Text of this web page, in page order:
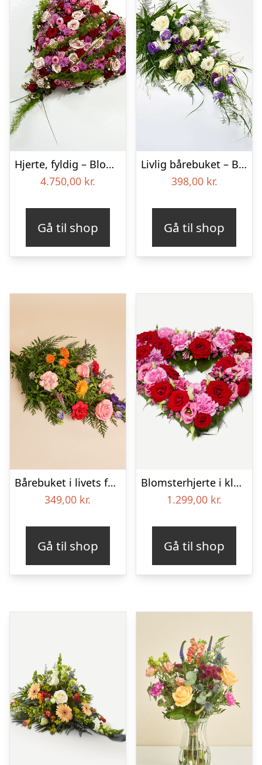
Hjerte, fyldig – Blomster til begravelse
4.750,00 kr.
Gå til shop
Livlig bårebuket – Blomster til begravelse
398,00 kr.
Gå til shop
Bårebuket i livets farver
349,00 kr.
Gå til shop
Blomsterhjerte i klassisk stil – pink
1.299,00 kr.
Gå til shop